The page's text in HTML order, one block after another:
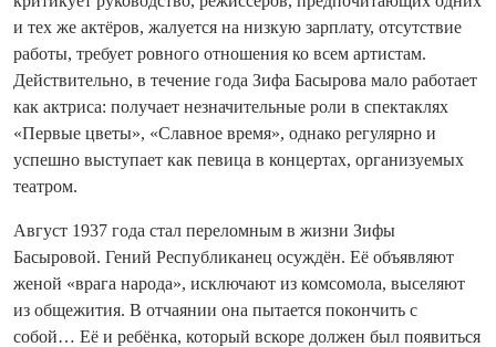
и тех же актёров, жалуется на низкую зарплату, отсутствие
работы, требует ровного отношения ко всем артистам.
Действительно, в течение года Зифа Басырова мало работает
как актриса: получает незначительные роли в спектаклях
«Первые цветы», «Славное время», однако регулярно и
успешно выступает как певица в концертах, организуемых
театром.
Август 1937 года стал переломным в жизни Зифы
Басыровой. Гений Республиканец осуждён. Её объявляют
женой «врага народа», исключают из комсомола, выселяют
из общежития. В отчаянии она пытается покончить с
собой… Её и ребёнка, который вскоре должен был появиться